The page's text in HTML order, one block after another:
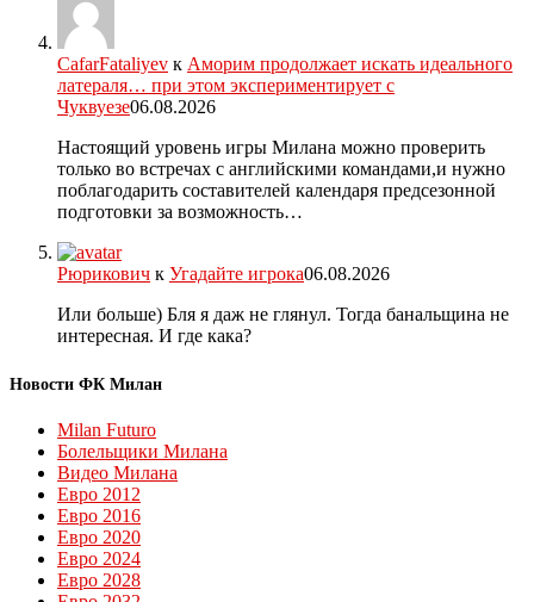
CafarFataliyev к Аморим продолжает искать идеального
латераля… при этом экспериментирует с
Чуквуезе06.08.2026
Настоящий уровень игры Милана можно проверить
только во встречах с английскими командами,и нужно
поблагодарить составителей календаря предсезонной
подготовки за возможность…
Рюрикович к Угадайте игрока06.08.2026
Или больше) Бля я даж не глянул. Тогда банальщина не
интересная. И где кака?
Новости ФК Милан
Milan Futuro
Болельщики Милана
Видео Милана
Евро 2012
Евро 2016
Евро 2020
Евро 2024
Евро 2028